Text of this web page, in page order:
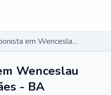
Nutricionista em Wenceslau Guimarães - BA
Wenceslau
- BA